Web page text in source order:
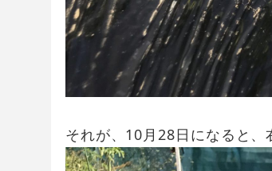
それが、10月28日になると、